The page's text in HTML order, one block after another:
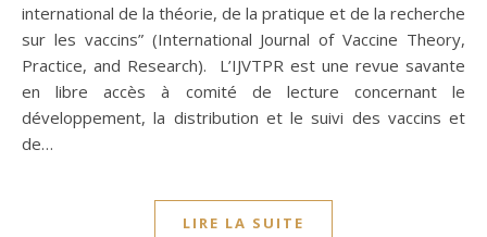
international de la théorie, de la pratique et de la recherche
sur les vaccins” (International Journal of Vaccine Theory,
Practice, and Research). L’IJVTPR est une revue savante
en libre accès à comité de lecture concernant le
développement, la distribution et le suivi des vaccins et
de…
LIRE LA SUITE